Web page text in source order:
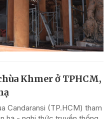
Khmer ở TPHCM,
Candaransi (TP.HCM) tham